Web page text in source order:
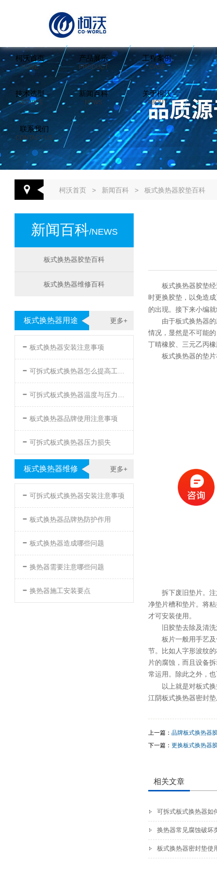
柯沃首页
HOME
产品展示
PRODUCT
工程案例
CASE
技术选型
SERVICE
新闻百科
NEWS
关于柯沃
ABOUT
联系我们
CONTACT US
柯沃首页 > 新闻百科 > 板式换热器胶垫百科
新闻百科/NEWS
板式换热器胶垫百科
板式换热器维修百科
更多+
板式换热器用途
- 板式换热器安装注意事项
- 可拆式板式换热器怎么提高工作效率
- 可拆式板式换热器温度与压力的要求
- 板式换热器品牌使用注意事项
- 可拆式板式换热器压力损失
更多+
板式换热器维修
- 可拆式板式换热器安装注意事项
- 板式换热器品牌热防护作用
- 板式换热器造成哪些问题
- 换热器需要注意哪些问题
- 换热器施工安装要点
板式换热器胶垫
时更换胶垫，以免造
的出现。接下来小编
由于板式换热器
情况，显然是不可能
丁晴橡胶、三元乙丙
板式换热器的垫
拆下废旧垫片。
净垫片槽和垫片。将
才可安装使用。
旧胶垫去除及清
板片一般用手艺
节。比如人字形波纹
片的腐蚀，而且设备
常运用。除此之外，
以上就是对板式
江阴板式换热器密封
上一篇： 品牌板式换热器
下一篇： 更换板式换热器
相关文章
可拆式板式换热器如
换热器常见腐蚀破坏
板式换热器密封垫使